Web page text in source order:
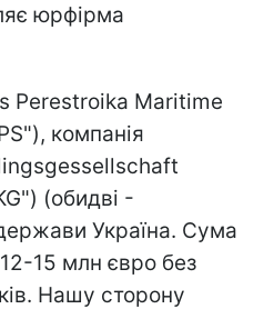
юрфірма
Perestroika Maritime
компанія
(обидві -
Україна. Сума
15 млн євро без
Нашу сторону